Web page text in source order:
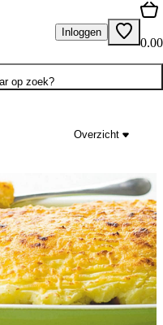
Inloggen
0.00
op zoek?
Overzicht